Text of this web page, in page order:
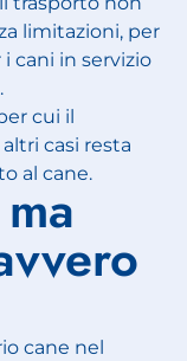
limitazioni, per
cani in servizio
cui il
casi resta
al cane.
cane nel